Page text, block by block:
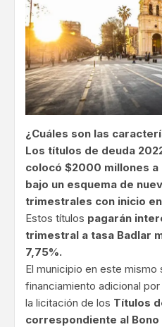
¿Cuáles son las
Los títulos de deuda
colocó $2000 millones a
bajo un esquema de
trimestrales con inicio
Estos títulos pagarán
trimestral a tasa Badlar
7,75%.
El municipio en este mismo
financiamiento adicional
la licitación de los Títulos
correspondiente al